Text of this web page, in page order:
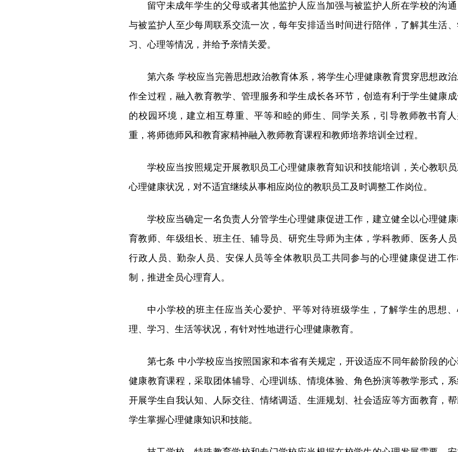
留守未成年学生的父母或者其他监护人应当加强与被监护人所在学校的沟通
与被监护人至少每周联系交流一次，每年安排适当时间进行陪伴，了解其生活
习、心理等情况，并给予亲情关爱。
第六条 学校应当完善思想政治教育体系，将学生心理健康教育贯穿思想政
作全过程，融入教育教学、管理服务和学生成长各环节，创造有利于学生健康
的校园环境，建立相互尊重、平等和睦的师生、同学关系，引导教师教书育
重，将师德师风和教育家精神融入教师教育课程和教师培养培训全过程。
学校应当按照规定开展教职员工心理健康教育知识和技能培训，关心教职
心理健康状况，对不适宜继续从事相应岗位的教职员工及时调整工作岗位。
学校应当确定一名负责人分管学生心理健康促进工作，建立健全以心理健
育教师、年级组长、班主任、辅导员、研究生导师为主体，学科教师、医务人员
行政人员、勤杂人员、安保人员等全体教职员工共同参与的心理健康促进工
制，推进全员心理育人。
中小学校的班主任应当关心爱护、平等对待班级学生，了解学生的思想
理、学习、生活等状况，有针对性地进行心理健康教育。
第七条 中小学校应当按照国家和本省有关规定，开设适应不同年龄阶段的
健康教育课程，采取团体辅导、心理训练、情境体验、角色扮演等教学形式，
开展学生自我认知、人际交往、情绪调适、生涯规划、社会适应等方面教育，
学生掌握心理健康知识和技能。